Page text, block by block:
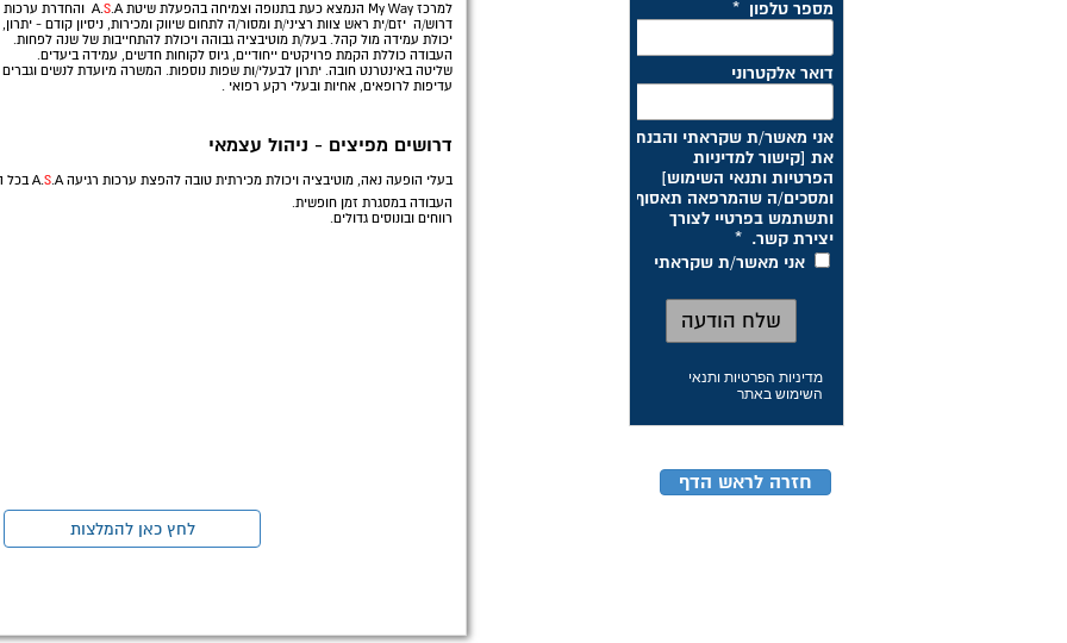
מדיניות הפרטיות ותנאי
השימוש באתר
חזרה לראש הדף
למרכז My Way הנמצא כעת בתנופה וצמיחה בהפעלת שיטת A. S.A והחדרת ערכות רגיעה A.
דרוש/ה יזם/ית ראש צוות רציני/ת ומסור/ה לתחום שיווק ומכירות, ניסיון קודם -
יכולת עמידה מול קהל. בעל/ת מוטיבציה גבוהה ויכולת להתחייבות של שנה לפחות.
העבודה כוללת הקמת פרויקטים ייחודיים, גיוס לקוחות חדשים, עמידה ביעדים.
שליטה באינטרנט חובה. יתרון לבעלי/ות שפות נוספות. המשרה מיועדת לנשים
עדיפות לרופאים, אחיות ובעלי רקע רפואי .
דרושים מפיצים - ניהול עצמאי
בעלי הופעה נאה, מוטיבציה ויכולת מכירתית טובה להפצת ערכות רגיעה A. S.A בכל הארץ.
העבודה במסגרת זמן חופשית.
רווחים ובונוסים גדולים.
לחץ כאן להמלצות